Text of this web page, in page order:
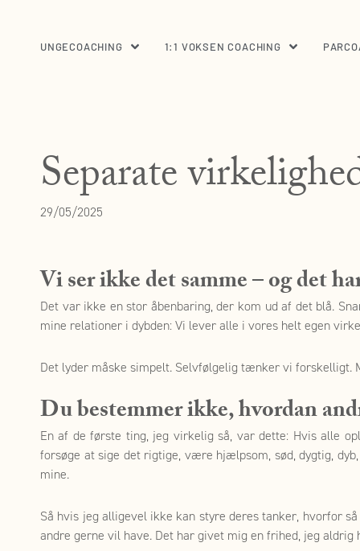
indholdetUNGECOACHING 1:1 VOKSEN COACHING
Separate
29/05/2025
Vi ser ikke det samme – og det
Det var ikke en stor åbenbaring, der kom ud af det blå.
mine relationer i dybden: Vi lever alle i vores helt egen
Det lyder måske simpelt. Selvfølgelig tænker vi forskelligt.
Du bestemmer ikke, hvordan
En af de første ting, jeg virkelig så, var dette: Hvis alle
forsøge at sige det rigtige, være hjælpsom, sød, dygtig,
mine.
Så hvis jeg alligevel ikke kan styre deres tanker, hvorfor
andre gerne vil have. Det har givet mig en frihed, jeg